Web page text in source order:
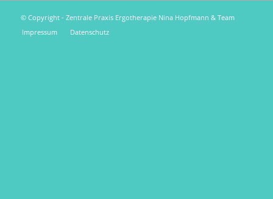
© Copyright - Zentrale Praxis Ergotherapie Nina Hopfmann & Team
Impressum
Datenschutz